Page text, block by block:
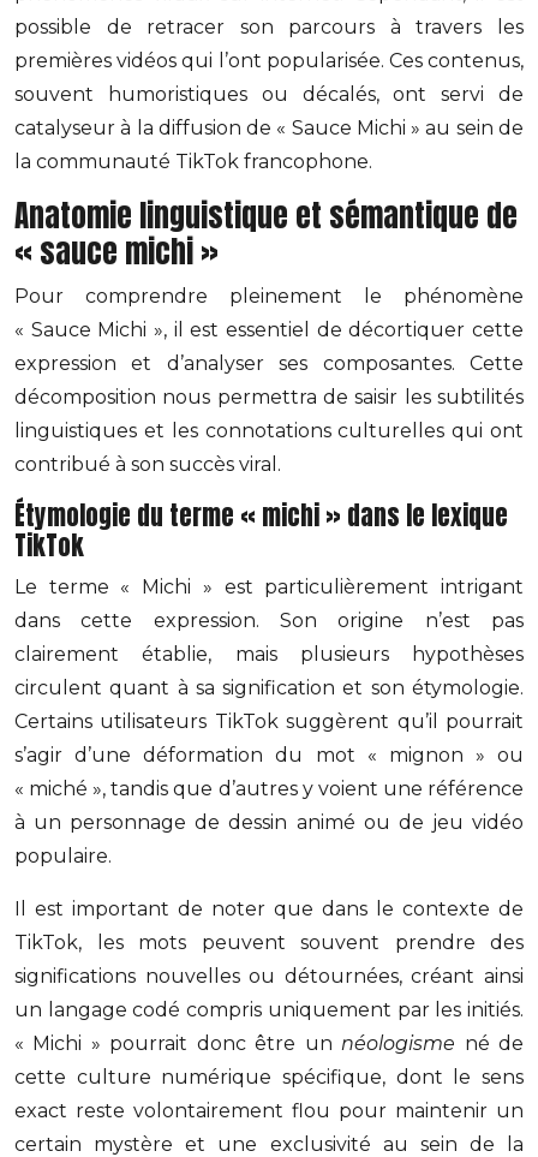
possible de retracer son parcours à travers les
premières vidéos qui l’ont popularisée. Ces contenus,
souvent humoristiques ou décalés, ont servi de
catalyseur à la diffusion de « Sauce Michi » au sein de
la communauté TikTok francophone.
Anatomie linguistique et sémantique de
« sauce michi »
Pour comprendre pleinement le phénomène
« Sauce Michi », il est essentiel de décortiquer cette
expression et d’analyser ses composantes. Cette
décomposition nous permettra de saisir les subtilités
linguistiques et les connotations culturelles qui ont
contribué à son succès viral.
Étymologie du terme « michi » dans le lexique
TikTok
Le terme « Michi » est particulièrement intrigant
dans cette expression. Son origine n’est pas
clairement établie, mais plusieurs hypothèses
circulent quant à sa signification et son étymologie.
Certains utilisateurs TikTok suggèrent qu’il pourrait
s’agir d’une déformation du mot « mignon » ou
« miché », tandis que d’autres y voient une référence
à un personnage de dessin animé ou de jeu vidéo
populaire.
Il est important de noter que dans le contexte de
TikTok, les mots peuvent souvent prendre des
significations nouvelles ou détournées, créant ainsi
un langage codé compris uniquement par les initiés.
« Michi » pourrait donc être unnéologisme né de
cette culture numérique spécifique, dont le sens
exact reste volontairement flou pour maintenir un
certain mystère et une exclusivité au sein de la